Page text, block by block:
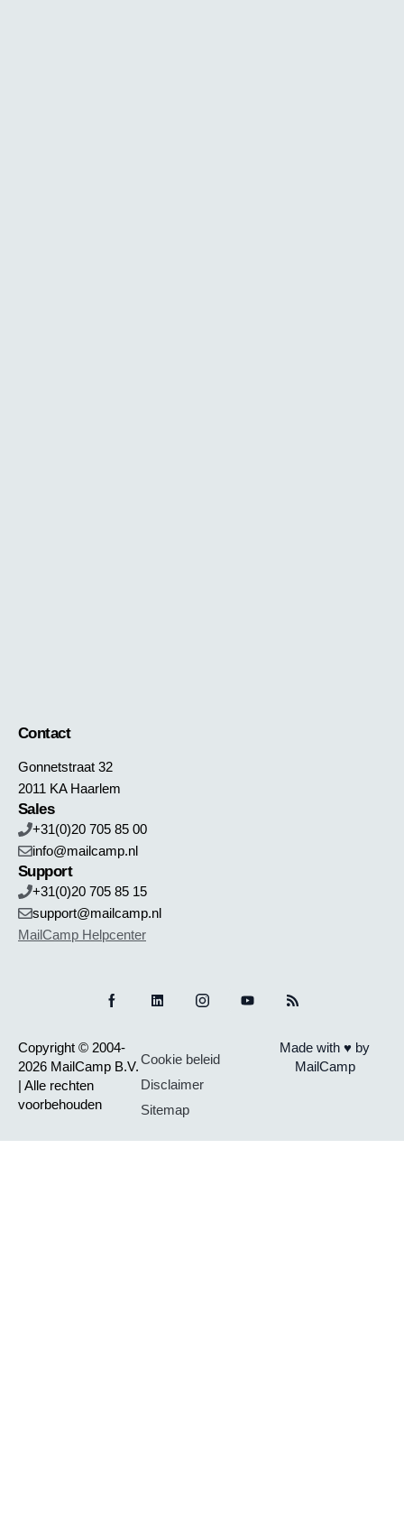
Contact
Gonnetstraat 32
2011 KA Haarlem
Sales
+31(0)20 705 85 00
info@mailcamp.nl
Support
+31(0)20 705 85 15
support@mailcamp.nl
MailCamp Helpcenter
Copyright © 2004-
2026 MailCamp B.V.
| Alle rechten
voorbehouden
Cookie beleid
Disclaimer
Sitemap
Made with ♥ by
MailCamp